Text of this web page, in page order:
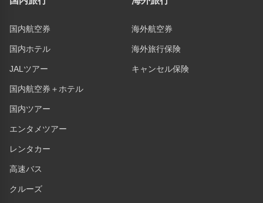
国内航空券
国内ホテル
JALツアー
国内航空券＋ホテル
国内ツアー
エンタメツアー
レンタカー
高速バス
クルーズ
海外航空券
海外旅行保険
キャンセル保険